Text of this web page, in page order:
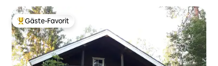
Beliebter Gäste-Favorit.
Gäste-Favorit